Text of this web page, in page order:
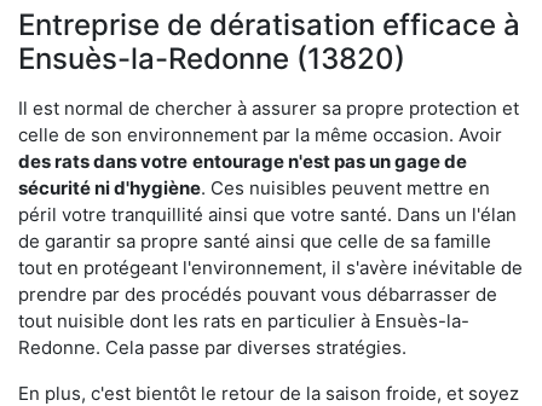
Entreprise de dératisation efficace à
Ensuès-la-Redonne (13820)
Il est normal de chercher à assurer sa propre protection et
celle de son environnement par la même occasion. Avoir
des rats dans votre entourage n'est pas un gage de
sécurité ni d'hygiène. Ces nuisibles peuvent mettre en
péril votre tranquillité ainsi que votre santé. Dans un l'élan
de garantir sa propre santé ainsi que celle de sa famille
tout en protégeant l'environnement, il s'avère inévitable de
prendre par des procédés pouvant vous débarrasser de
tout nuisible dont les rats en particulier à Ensuès-la-
Redonne. Cela passe par diverses stratégies.
En plus, c'est bientôt le retour de la saison froide, et soyez